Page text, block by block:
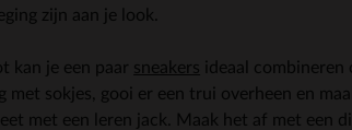
zijn aan je look.
kan je een paar sneakers ideaal combineren
met sokjes, gooi er een trui overheen en
met een leren jack. Maak het af met een